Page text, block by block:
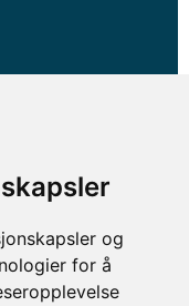
og
for å